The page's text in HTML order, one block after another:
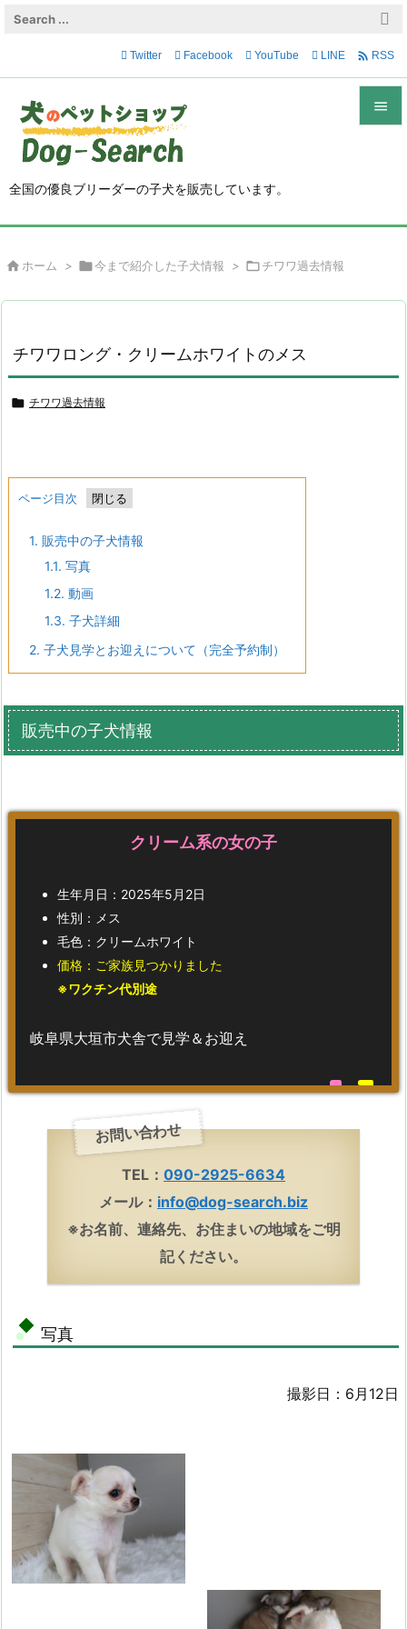
全国の優良ブリーダーの子犬を販売しています。

次へ
Twitter Facebook YouTube LINE  RSS
 ホーム > 今まで紹介した子犬情報 > チワワ過去情報
チワワロング・クリームホワイトのメス
 チワワ過去情報
ページ目次
1. 販売中の子犬情報
1.1. 写真
1.2. 動画
1.3. 子犬詳細
2. 子犬見学とお迎えについて（完全予約制）
販売中の子犬情報
クリーム系の女の子
生年月日：2025年5月2日
性別：メス
毛色：クリームホワイト
価格：ご家族見つかりました
※ワクチン代別途
岐阜県大垣市犬舎で見学＆お迎え
お問い合わせ
TEL： 090-2925-6634
メール： info@dog-search.biz
※お名前、連絡先、お住まいの地域をご明
記ください。
写真
撮影日：6月12日